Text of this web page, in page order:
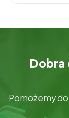
można
Dobra
Pomożemy